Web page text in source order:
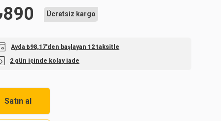
890 Ücretsiz kargo
Ayda ₺98,17'den başlayan 12 taksitle
2 gün içinde kolay iade
Satın al